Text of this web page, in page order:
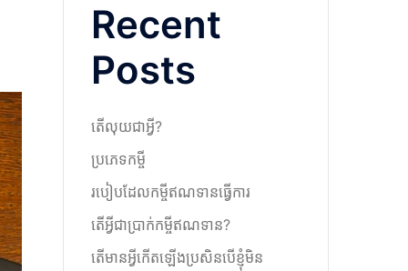
c
h
Recent
Posts
តើលុយជាអ្វី?
ប្រភេទកម្ចី
របៀបដែលកម្ចីឥណទានធ្វើការ
តើអ្វីជាប្រាក់កម្ចីឥណទាន?
តើមានអ្វីកើតឡើងប្រសិនបើខ្ញុំមិន